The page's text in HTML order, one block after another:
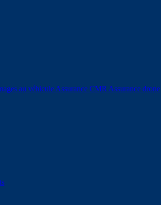
au véhicule Assurance CMR Assurance drone